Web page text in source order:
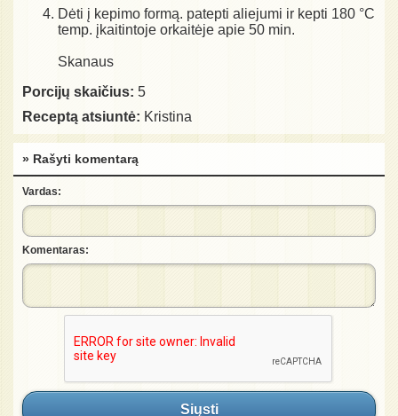
Dėti į kepimo formą. patepti aliejumi ir kepti 180 °C
temp. įkaitintoje orkaitėje apie 50 min.
Skanaus
Porcijų skaičius: 5
Receptą atsiuntė: Kristina
» Rašyti komentarą
Vardas:
Komentaras:
Siųsti